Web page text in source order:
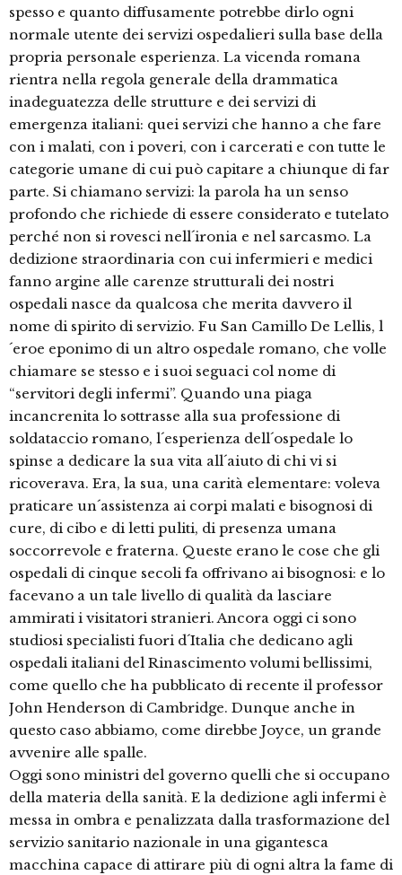
spesso e quanto diffusamente potrebbe dirlo ogni
normale utente dei servizi ospedalieri sulla base della
propria personale esperienza. La vicenda romana
rientra nella regola generale della drammatica
inadeguatezza delle strutture e dei servizi di
emergenza italiani: quei servizi che hanno a che fare
con i malati, con i poveri, con i carcerati e con tutte le
categorie umane di cui può capitare a chiunque di far
parte. Si chiamano servizi: la parola ha un senso
profondo che richiede di essere considerato e tutelato
perché non si rovesci nell´ironia e nel sarcasmo. La
dedizione straordinaria con cui infermieri e medici
fanno argine alle carenze strutturali dei nostri
ospedali nasce da qualcosa che merita davvero il
nome di spirito di servizio. Fu San Camillo De Lellis, l
´eroe eponimo di un altro ospedale romano, che volle
chiamare se stesso e i suoi seguaci col nome di
“servitori degli infermi”. Quando una piaga
incancrenita lo sottrasse alla sua professione di
soldataccio romano, l´esperienza dell´ospedale lo
spinse a dedicare la sua vita all´aiuto di chi vi si
ricoverava. Era, la sua, una carità elementare: voleva
praticare un´assistenza ai corpi malati e bisognosi di
cure, di cibo e di letti puliti, di presenza umana
soccorrevole e fraterna. Queste erano le cose che gli
ospedali di cinque secoli fa offrivano ai bisognosi: e lo
facevano a un tale livello di qualità da lasciare
ammirati i visitatori stranieri. Ancora oggi ci sono
studiosi specialisti fuori d´Italia che dedicano agli
ospedali italiani del Rinascimento volumi bellissimi,
come quello che ha pubblicato di recente il professor
John Henderson di Cambridge. Dunque anche in
questo caso abbiamo, come direbbe Joyce, un grande
avvenire alle spalle.
Oggi sono ministri del governo quelli che si occupano
della materia della sanità. E la dedizione agli infermi è
messa in ombra e penalizzata dalla trasformazione del
servizio sanitario nazionale in una gigantesca
macchina capace di attirare più di ogni altra la fame di